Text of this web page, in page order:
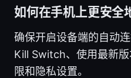
如何在手机上更安全
确保开启设备端的自动
Kill Switch、使用最新
限和隐私设置。